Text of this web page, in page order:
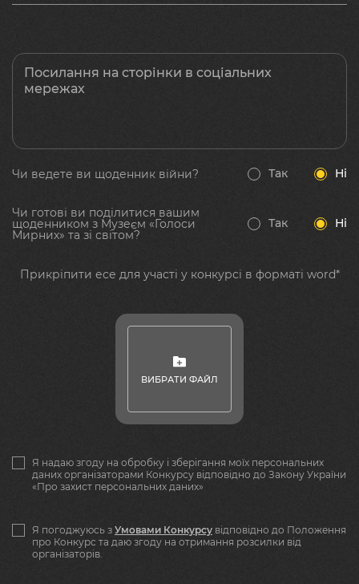
Посилання на сторінки в соціальних
мережах
Чи ведете ви щоденник війни? Так Ні
Чи готові ви поділитися вашим
щоденником з Музеєм «Голоси
Мирних» та зі світом?
Так Ні
Прикріпити есе для участі у конкурсі в форматі word*
ВИБРАТИ ФАЙЛ
Я надаю згоду на обробку і зберігання моїх персональних
даних організаторами Конкурсу відповідно до Закону України
«Про захист персональних даних»
Я погоджуюсь з Умовами Конкурсу відповідно до Положення
про Конкурс та даю згоду на отримання розсилки від
організаторів.